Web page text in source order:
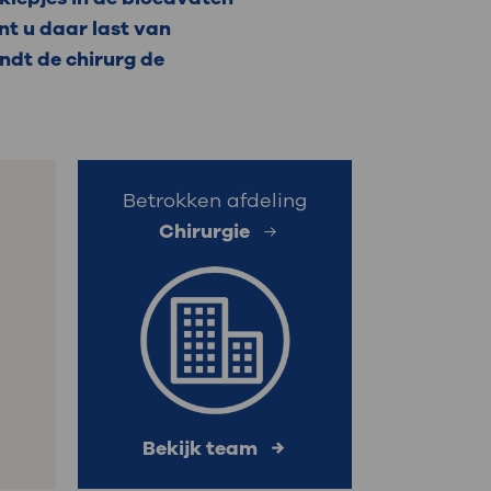
: naar uw dossier
u daar last van
de chirurg de
Betrokken afdeling
Chirurgie
Bekijk team